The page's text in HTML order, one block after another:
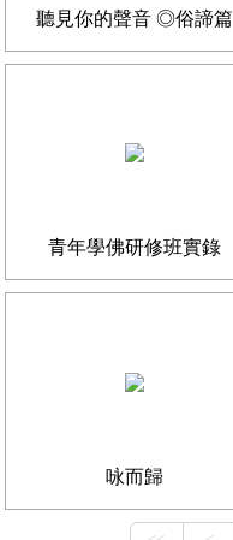
聽見你的聲音 ◎俗諦篇
青年學佛研修班實錄
咏而歸